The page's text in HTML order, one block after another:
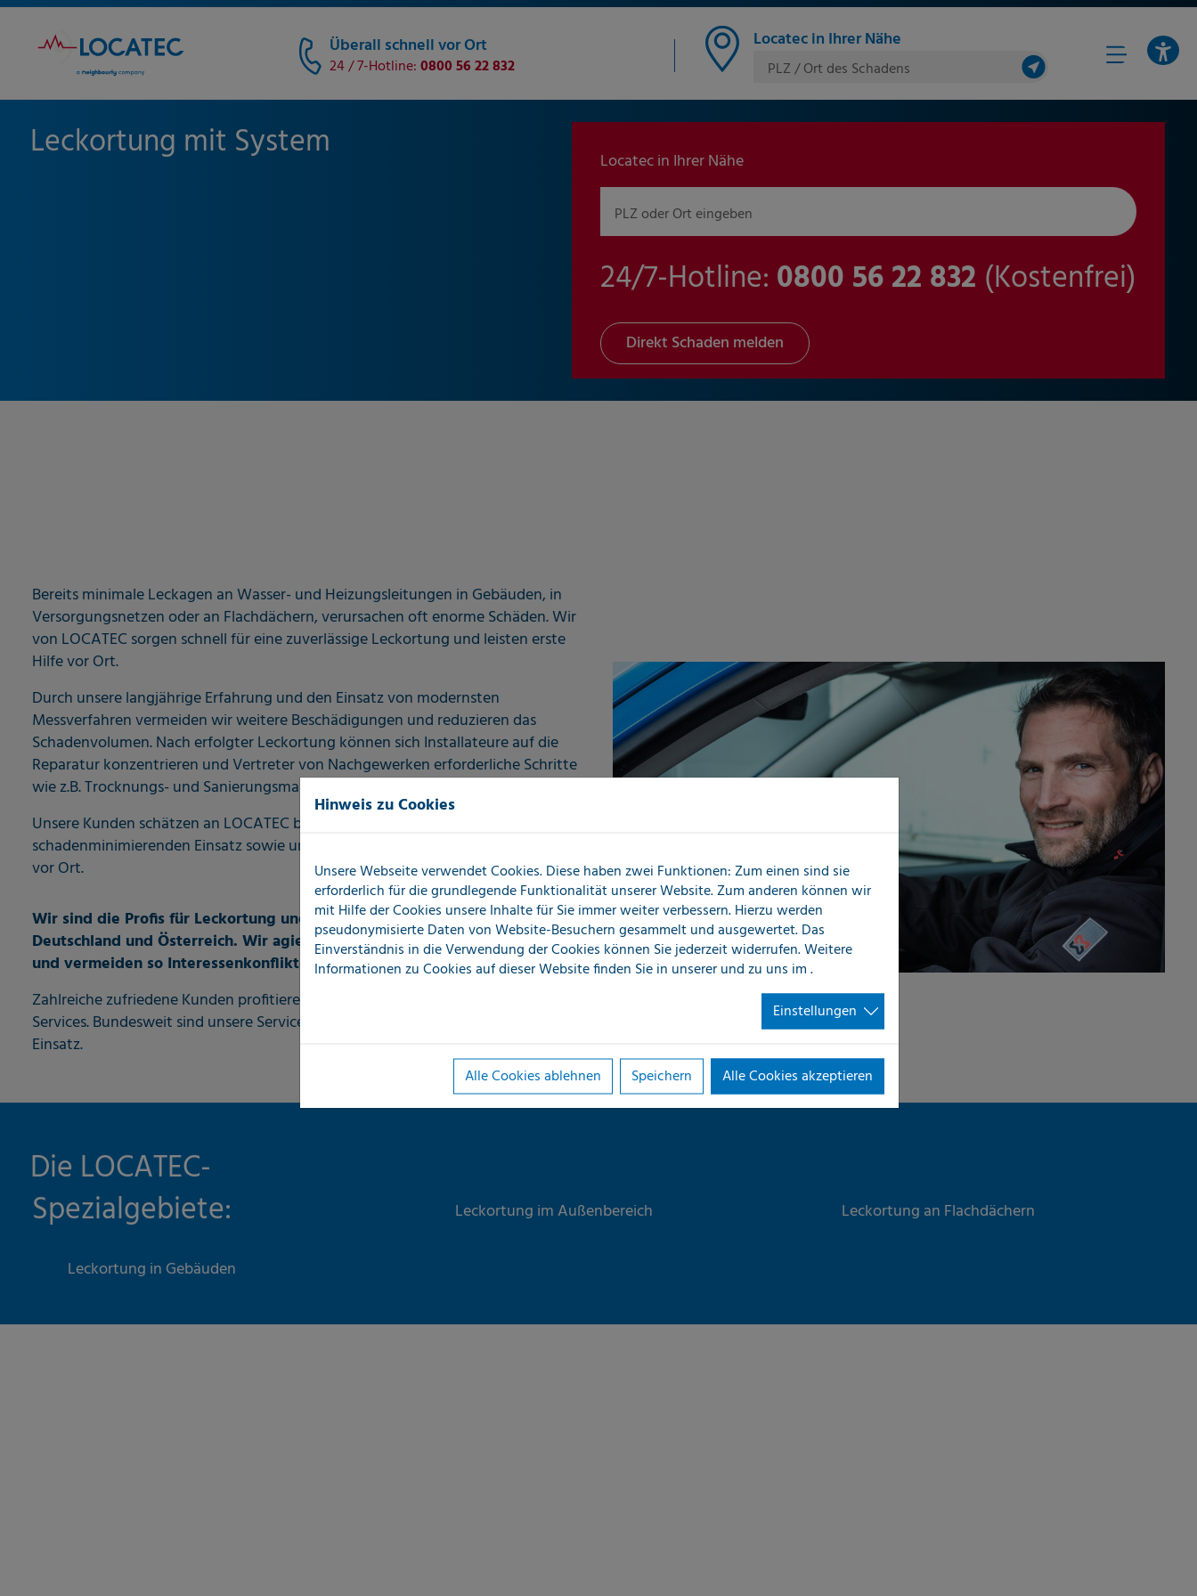
Überall schnell vor Ort
24 / 7-Hotline:0800 56 22 832
Locatec in Ihrer Nähe
PLZ / Ort des Schadens
Leckortung mit System Locatec in Ihrer Nähe
PLZ oder Ort eingeben
24/7-Hotline: 0800 56 22 832 (Kostenfrei)
Direkt Schaden melden
Bereits minimale Leckagen an Wasser- und Heizungsleitungen in Gebäuden, in
Versorgungsnetzen oder an Flachdächern, verursachen oft enorme Schäden. Wir
von LOCATEC sorgen schnell für eine zuverlässige Leckortung und leisten erste
Hilfe vor Ort.
Durch unsere langjährige Erfahrung und den Einsatz von modernsten
Messverfahren vermeiden wir weitere Beschädigungen und reduzieren das
Schadenvolumen. Nach erfolgter Leckortung können sich Installateure auf die
Reparatur konzentrieren und Vertreter von Nachgewerken erforderliche Schritte
wie z.B. Trocknungs- und Sanierungsmaßnahmen einleiten.
Unsere Kunden schätzen an LOCATEC besonders die Unabhängigkeit, den
schadenminimierenden Einsatz sowie unsere Kompetenz und schnelle Präsenz
vor Ort.
Wir sind die Profis für Leckortung und Leitungsortung, marktführend in
Deutschland und Österreich. Wir agieren unabhängig von Nachgewerken
und vermeiden so Interessenkonflikte.
Zahlreiche zufriedene Kunden profitieren seit mehr als 30 Jahren von unseren
Services. Bundesweit sind unsere Servicefahrzeuge rund um die Uhr für Sie im
Einsatz.
Die LOCATEC-
Spezialgebiete:
Leckortung in Gebäuden
Leckortung im Außenbereich Leckortung an Flachdächern
Hinweis zu Cookies
Unsere Webseite verwendet Cookies. Diese haben zwei Funktionen: Zum einen sind sie
erforderlich für die grundlegende Funktionalität unserer Website. Zum anderen können wir
mit Hilfe der Cookies unsere Inhalte für Sie immer weiter verbessern. Hierzu werden
pseudonymisierte Daten von Website-Besuchern gesammelt und ausgewertet. Das
Einverständnis in die Verwendung der Cookies können Sie jederzeit widerrufen. Weitere
Informationen zu Cookies auf dieser Website finden Sie in unsererund zu uns im.
Einstellungen
Alle Cookies ablehnen Speichern Alle Cookies akzeptieren